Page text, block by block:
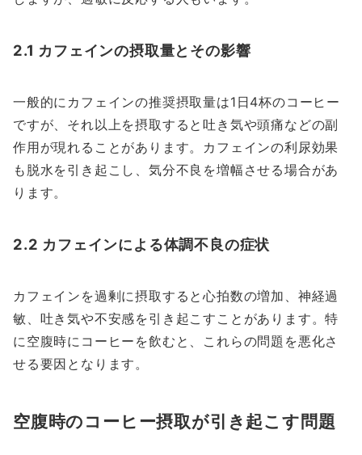
2.1 カフェインの摂取量とその影響
一般的にカフェインの推奨摂取量は1日4杯のコーヒー
ですが、それ以上を摂取すると吐き気や頭痛などの副
作用が現れることがあります。カフェインの利尿効果
も脱水を引き起こし、気分不良を増幅させる場合があ
ります。
2.2 カフェインによる体調不良の症状
カフェインを過剰に摂取すると心拍数の増加、神経過
敏、吐き気や不安感を引き起こすことがあります。特
に空腹時にコーヒーを飲むと、これらの問題を悪化さ
せる要因となります。
空腹時のコーヒー摂取が引き起こす問題